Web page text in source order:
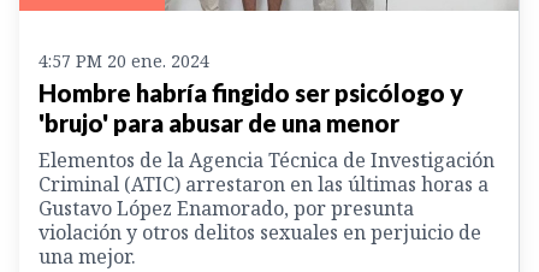
4:57 PM 20 ene. 2024
Hombre habría fingido ser psicólogo y
'brujo' para abusar de una menor
Elementos de la Agencia Técnica de Investigación
Criminal (ATIC) arrestaron en las últimas horas a
Gustavo López Enamorado, por presunta
violación y otros delitos sexuales en perjuicio de
una mejor.